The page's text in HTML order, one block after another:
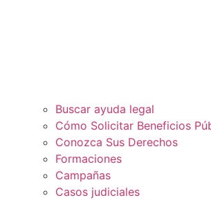
Buscar ayuda legal
Cómo Solicitar Beneficios
Conozca Sus Derechos
Formaciones
Campañas
Casos judiciales